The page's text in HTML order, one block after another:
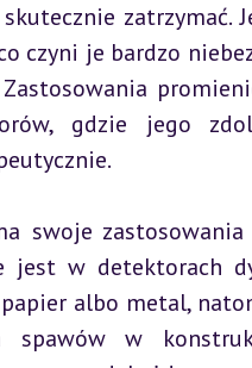
zatrzymać.
czyni je bardzo
gdzie jego
swoje zastosowania
jest w detektorach
albo metal,
spawów w